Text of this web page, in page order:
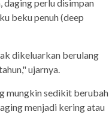
daging perlu disimpan
beku penuh (deep
dikeluarkan berulang
ujarnya.
mungkin sedikit berubah
menjadi kering atau